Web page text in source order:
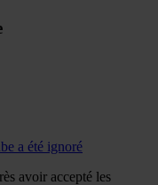
a été ignoré
avoir accepté les